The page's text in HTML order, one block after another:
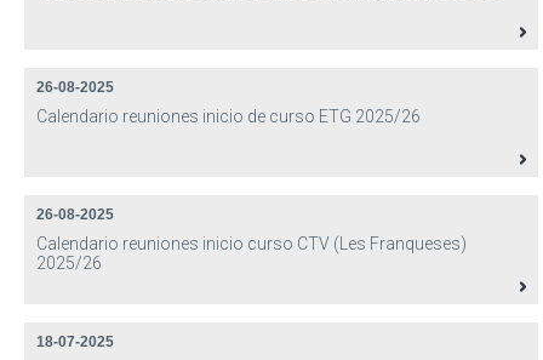
26-08-2025
Calendario reuniones inicio de curso ETG 2025/26
26-08-2025
Calendario reuniones inicio curso CTV (Les Franqueses)
2025/26
18-07-2025